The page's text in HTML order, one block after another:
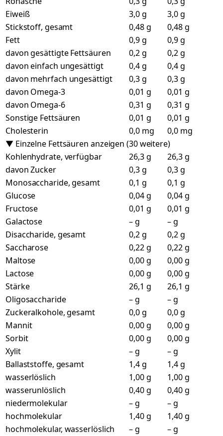
Eiweiß
3,0 g
3,0 g
Stickstoff, gesamt
0,48 g
0,48 g
Fett
0,9 g
0,9 g
davon gesättigte Fettsäuren
0,2 g
0,2 g
davon einfach ungesättigt
0,4 g
0,4 g
davon mehrfach ungesättigt
0,3 g
0,3 g
davon Omega-3
0,01 g
0,01 g
davon Omega-6
0,31 g
0,31 g
Sonstige Fettsäuren
0,01 g
0,01 g
Cholesterin
0,0 mg
0,0 mg
▼ Einzelne Fettsäuren anzeigen (30 weitere)
Kohlenhydrate, verfügbar
26,3 g
26,3 g
davon Zucker
0,3 g
0,3 g
Monosaccharide, gesamt
0,1 g
0,1 g
Glucose
0,04 g
0,04 g
Fructose
0,01 g
0,01 g
Galactose
– g
– g
Disaccharide, gesamt
0,2 g
0,2 g
Saccharose
0,22 g
0,22 g
Maltose
0,00 g
0,00 g
Lactose
0,00 g
0,00 g
Stärke
26,1 g
26,1 g
Oligosaccharide
– g
– g
Zuckeralkohole, gesamt
0,0 g
0,0 g
Mannit
0,00 g
0,00 g
Sorbit
0,00 g
0,00 g
Xylit
– g
– g
Ballaststoffe, gesamt
1,4 g
1,4 g
wasserlöslich
1,00 g
1,00 g
wasserunlöslich
0,40 g
0,40 g
niedermolekular
– g
– g
hochmolekular
1,40 g
1,40 g
hochmolekular, wasserlöslich
– g
– g